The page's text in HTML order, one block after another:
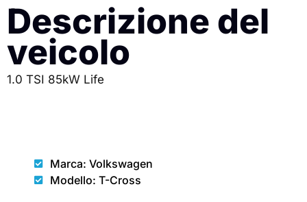
Descrizione del
veicolo
1.0 TSI 85kW Life
Marca: Volkswagen
Modello: T-Cross